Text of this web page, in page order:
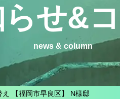
せ&
news & column
え 【福岡市早良区】 N様邸